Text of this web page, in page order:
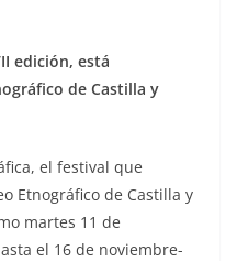
edición, está
de Castilla y
el festival que
Etnográfico de Castilla y
martes 11 de
el 16 de noviembre-